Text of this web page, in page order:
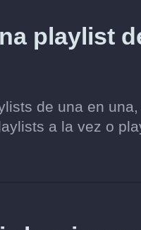
playlist
de una en
a la vez o